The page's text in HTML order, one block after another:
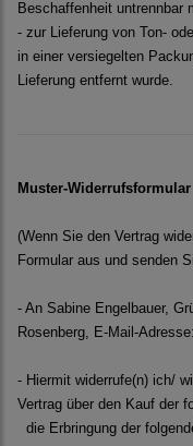
Beschaffenheit untrennbar
- zur Lieferung von Ton-
in einer versiegelten
Lieferung entfernt wurde.
Muster-Widerrufsformular
(Wenn Sie den Vertrag
Formular aus und senden
- An Sabine Engelbauer,
Rosenberg, E-Mail-
- Hiermit widerrufe(n) ich/
Vertrag über den Kauf der
die Erbringung der